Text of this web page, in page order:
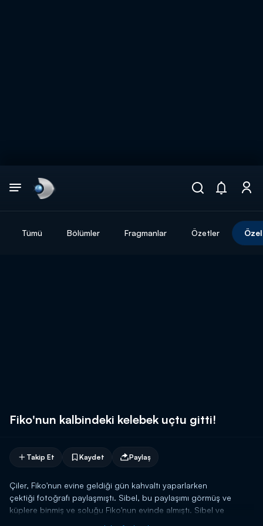
Tümü Bölümler Fragmanlar Özetler
Fiko'nun kalbindeki kelebek uçtu gitti!
Takip Et Kaydet Paylaş
Çiler, Fiko'nun evine geldiği gün kahvaltı yaparlarken
çektiği fotoğrafı paylaşmıştı. Sibel, bu paylaşımı görmüş ve
küplere binmiş ve soluğu Fiko'nun evinde almıştı. Sibel ve